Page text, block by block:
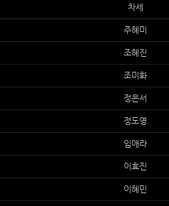
차세
주혜미
조혜진
조미화
정은서
정도영
임애라
이효진
이혜민